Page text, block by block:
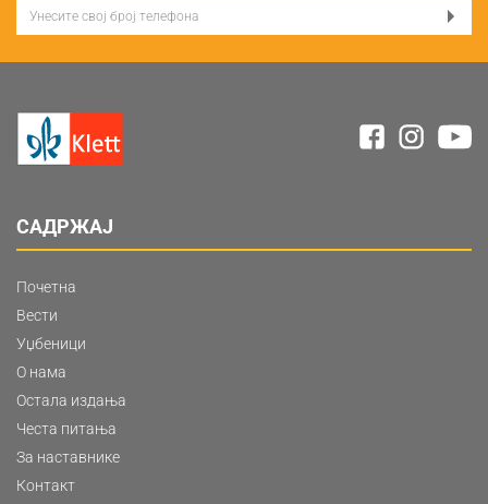
САДРЖАЈ
Почетна
Вести
Уџбеници
О нама
Остала издања
Честа питања
За наставнике
Контакт